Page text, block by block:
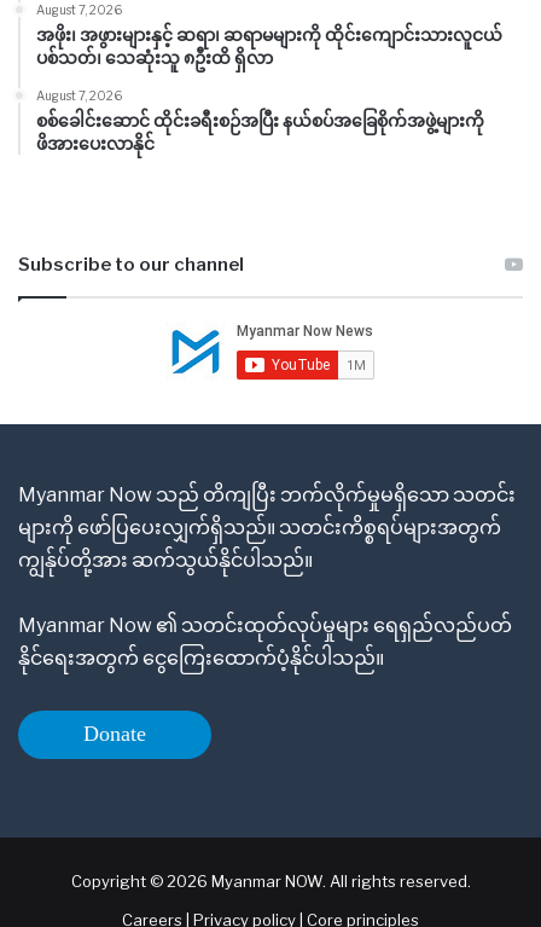
August 7, 2026
အဖိုး၊ အဖွားများနှင့် ဆရာ၊ ဆရာမများကို ထိုင်းကျောင်းသားလူငယ်
ပစ်သတ်၊ သေဆုံးသူ ၈ဦးထိ ရှိလာ
August 7, 2026
စစ်ခေါင်းဆောင် ထိုင်းခရီးစဉ်အပြီး နယ်စပ်အခြေစိုက်အဖွဲ့များကို
ဖိအားပေးလာနိုင်
Subscribe to our channel
Myanmar Now သည် တိကျပြီး ဘက်လိုက်မှုမရှိသော သတင်း
များကို ဖော်ပြပေးလျှက်ရှိသည်။ သတင်းကိစ္စရပ်များအတွက်
ကျွန်ုပ်တို့အား ဆက်သွယ်နိုင်ပါသည်။
Myanmar Now ၏ သတင်းထုတ်လုပ်မှုများ ရေရှည်လည်ပတ်
နိုင်ရေးအတွက် ငွေကြေးထောက်ပံ့နိုင်ပါသည်။
Donate
Copyright © 2026 Myanmar NOW. All rights reserved.
Careers
Privacy policy Core principles